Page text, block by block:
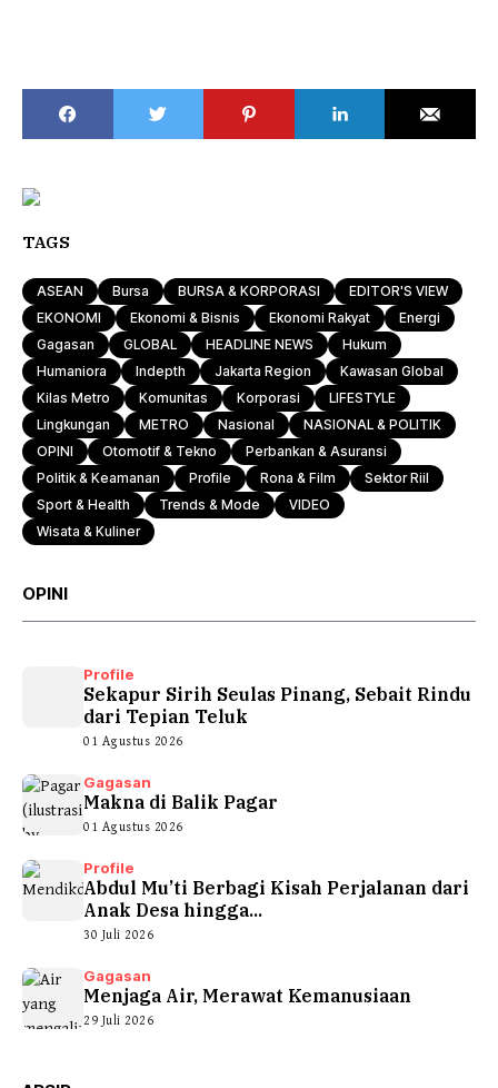
TAGS
ASEAN Bursa BURSA & KORPORASI
EDITOR'S VIEW
EKONOMI
Ekonomi & Bisnis Ekonomi Rakyat
Energi
Gagasan
GLOBAL HEADLINE NEWS
Hukum
Humaniora
Indepth Jakarta Region
Kawasan Global
Kilas Metro
Komunitas Korporasi
LIFESTYLE
Lingkungan
METRO Nasional
NASIONAL & POLITIK
OPINI
Otomotif & Tekno
Perbankan & Asuransi
Politik & Keamanan
Profile Rona & Film
Sektor Riil
Sport & Health
Trends & Mode
VIDEO
Wisata & Kuliner
OPINI
Profile
Sekapur Sirih Seulas Pinang, Sebait Rindu
dari Tepian Teluk
01 Agustus 2026
Gagasan
Makna di Balik Pagar
01 Agustus 2026
Profile
Abdul Mu’ti Berbagi Kisah Perjalanan dari
Anak Desa hingga...
30 Juli 2026
Gagasan
Menjaga Air, Merawat Kemanusiaan
29 Juli 2026